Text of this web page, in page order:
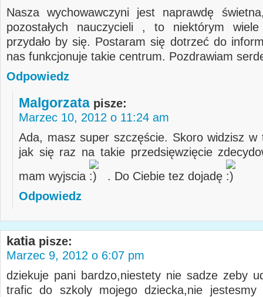
Nasza wychowawczyni jest naprawdę
pozostałych nauczycieli , to niektórym wiele
przydało by się. Postaram się dotrzeć do
nas funkcjonuje takie centrum. Pozdrawiam
Odpowiedz
Malgorzata pisze:
Marzec 10, 2012 o 11:24 am
Ada, masz super szczęście. Skoro widzisz w
jak się raz na takie przedsięwzięcie
mam wyjscia
. Do Ciebie tez dojadę
Odpowiedz
katia pisze:
Marzec 9, 2012 o 6:07 pm
dziekuje pani bardzo,niestety nie sadze zeby
trafic do szkoly mojego dziecka,nie jestesmy